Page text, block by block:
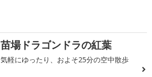
苗場ドラゴンドラの紅葉
気軽にゆったり、およそ25分の空中散歩